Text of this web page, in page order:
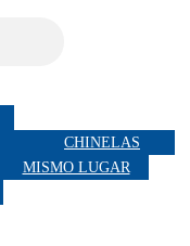
CHINELAS
MISMO LUGAR